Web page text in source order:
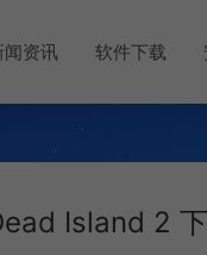
闻资讯 软件下载
Island 2